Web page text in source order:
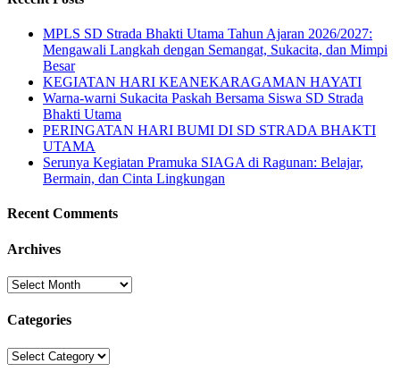
MPLS SD Strada Bhakti Utama Tahun Ajaran 2026/2027:
Mengawali Langkah dengan Semangat, Sukacita, dan Mimpi
Besar
KEGIATAN HARI KEANEKARAGAMAN HAYATI
Warna-warni Sukacita Paskah Bersama Siswa SD Strada
Bhakti Utama
PERINGATAN HARI BUMI DI SD STRADA BHAKTI
UTAMA
Serunya Kegiatan Pramuka SIAGA di Ragunan: Belajar,
Bermain, dan Cinta Lingkungan
Recent Comments
Archives
Archives
Categories
Categories